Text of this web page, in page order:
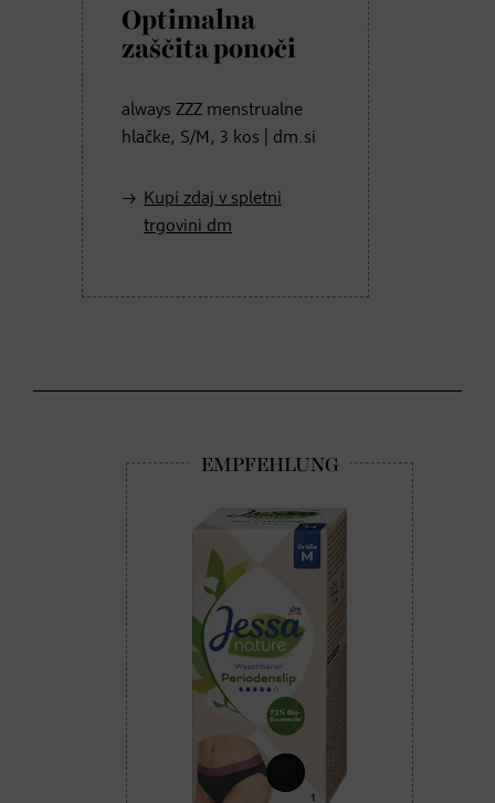
Optimalna
zaščita ponoči
always ZZZ menstrualne
hlačke, S/M, 3 kos | dm.si
Kupi zdaj v spletni
trgovini dm